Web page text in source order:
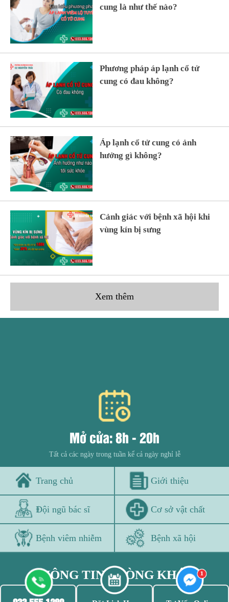
cung là như thế nào?
Phương pháp áp lạnh cổ tử
cung có đau không?
Áp lạnh cổ tử cung có ảnh
hưởng gì không?
Cảnh giác với bệnh xã hội khi
vùng kín bị sưng
Xem thêm
Mở cửa: 8h - 20h
Tất cả các ngày trong tuần kể cả ngày nghỉ lễ
Trang chủ Giới thiệu
Đội ngũ bác sĩ Cơ sở vật chất
Bệnh viêm nhiễm Bệnh xã hội
THÔNG TIN PHÒNG KHÁM